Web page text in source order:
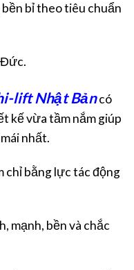
bỉ theo tiêu chuẩn
lift Nhật Bảncó
kế vừa tầm nắm giúp
nhất.
chỉ bằng lực tác động
mạnh, bền và chắc